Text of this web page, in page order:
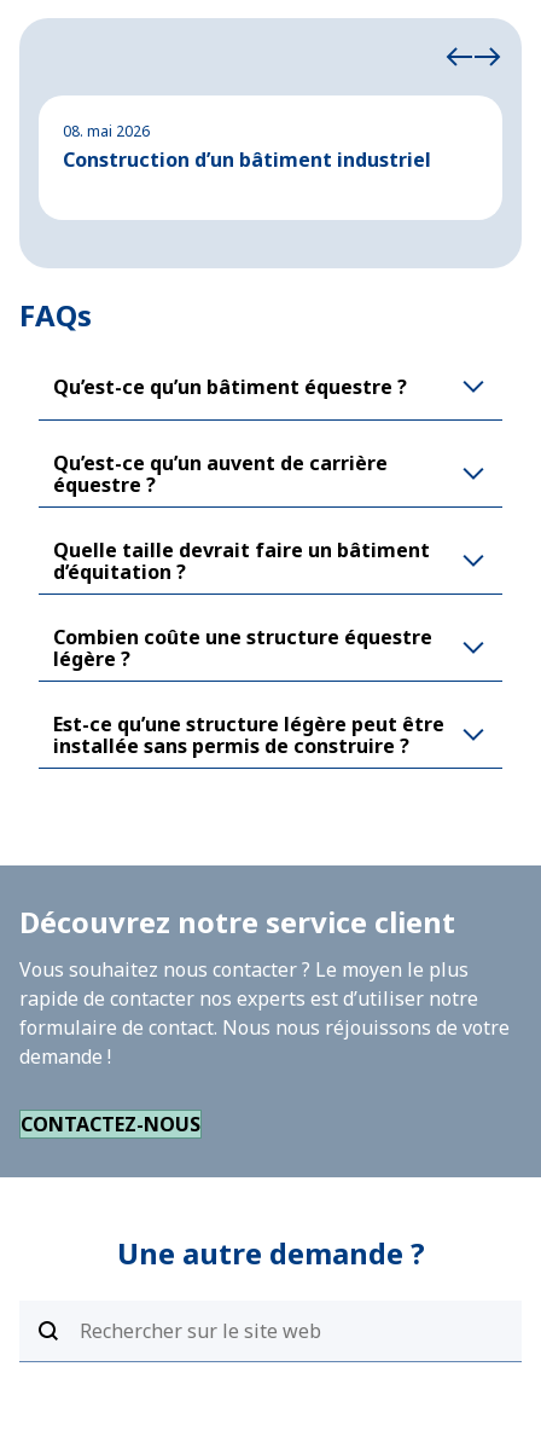
08. mai 2026
Construction d’un bâtiment industriel
FAQs
Qu’est-ce qu’un bâtiment équestre ?
Qu’est-ce qu’un auvent de carrière
équestre ?
Quelle taille devrait faire un bâtiment
d’équitation ?
Combien coûte une structure équestre
légère ?
Est-ce qu’une structure légère peut être
installée sans permis de construire ?
Découvrez notre service client
Vous souhaitez nous contacter ? Le moyen le plus
rapide de contacter nos experts est d’utiliser notre
formulaire de contact. Nous nous réjouissons de votre
demande !
CONTACTEZ-NOUS
Une autre demande ?